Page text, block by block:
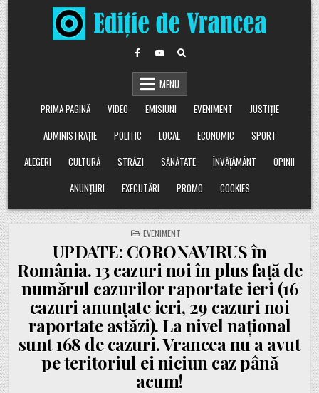
Skip
to
content
MENU
PRIMA PAGINĂ
VIDEO EMISIUNI EVENIMENT
JUSTIȚIE
ADMINISTRAȚIE
POLITIC LOCAL ECONOMIC
SPORT
ALEGERI
CULTURĂ STRĂZI SĂNĂTATE ÎNVĂȚĂMÂNT
OPINII
ANUNȚURI
EXECUTĂRI PROMO COOKIES
POSTED
IN
EVENIMENT
UPDATE: CORONAVIRUS în
România. 13 cazuri noi în plus față de
numărul cazurilor raportate ieri (16
cazuri anunțate ieri, 29 cazuri noi
raportate astăzi). La nivel național
sunt 168 de cazuri. Vrancea nu a avut
pe teritoriul ei niciun caz până
acum!